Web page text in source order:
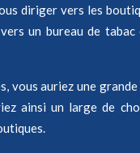
diriger vers les
un bureau de
vous auriez une
ainsi un large de